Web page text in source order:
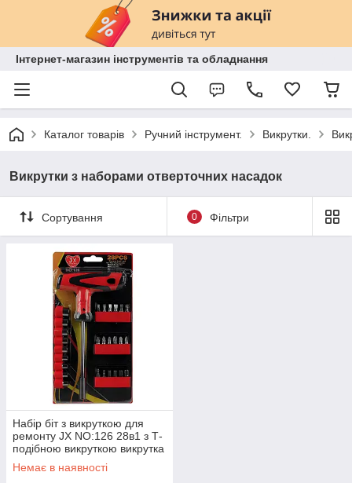
Інтернет-магазин інструментів та обладнання
Каталог товарів Ручний інструмент. Викрутки.
Викрутки з наборами отверточних насадок
Сортування 0 Фільтри
Набір біт з викруткою для
ремонту JX NO:126 28в1 з Т-
подібною викруткою викрутка
з комплектом біт
Немає в наявності